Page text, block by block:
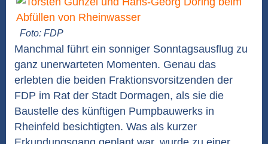
Foto: FDP
Manchmal führt ein sonniger Sonntagsausflug zu
ganz unerwarteten Momenten. Genau das
erlebten die beiden Fraktionsvorsitzenden der
FDP im Rat der Stadt Dormagen, als sie die
Baustelle des künftigen Pumpbauwerks in
Rheinfeld besichtigten. Was als kurzer